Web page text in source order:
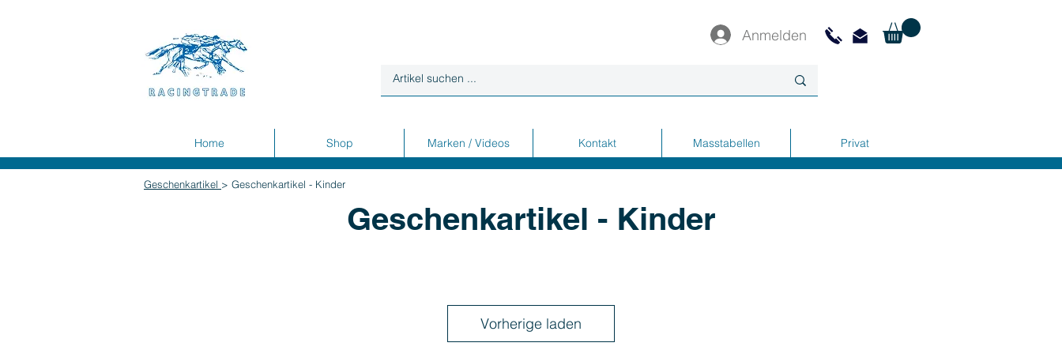
Anmelden
Home Shop Marken / Videos Kontakt Masstabellen Privat
Geschenkartikel > Geschenkartikel - Kinder
Geschenkartikel - Kinder
Vorherige laden